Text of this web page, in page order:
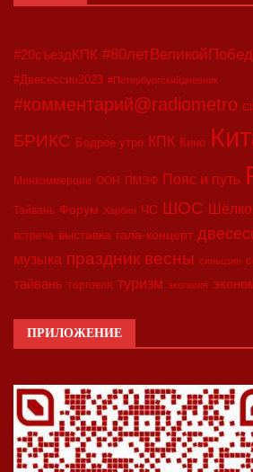
#20съездКПК
#Двесессии2023 #Петербургскийдневник
#комментарий@radiometro
БРИКС Бодрое утро КПК Кино
Минкоммерции ООН ПМЭФ Пояс и путь
Тайвань Форум Харбин ЧС ШОС
встреча выставка гала-концерт
музыка праздник весны синьцзян
тайвань торговля туризм экология
ПРИЛОЖЕНИЕ